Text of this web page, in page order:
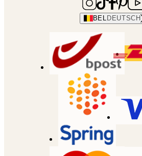
BEL DEUTSCH